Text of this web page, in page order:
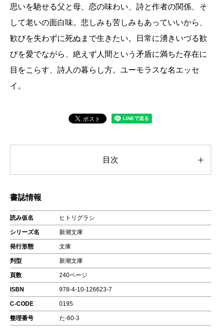
思いを馳せる父と母、恋の味わい、詩と作者の関係、そ
して老いの面白味。悲しみも苦しみもあっていいから、
歓びを失わずに死ぬまで生きたい。日常に湧きいづる歓
びを愛でながら、絶えず人間という矛盾に満ちた存在に
目をこらす、詩人の暮らし方。ユーモラスな名エッセ
イ。
目次
書誌情報
読み仮名 ヒトリグラシ
シリーズ名 新潮文庫
発行形態 文庫
判型 新潮文庫
頁数 240ページ
ISBN 978-4-10-126623-7
C-CODE 0195
整理番号 た-60-3